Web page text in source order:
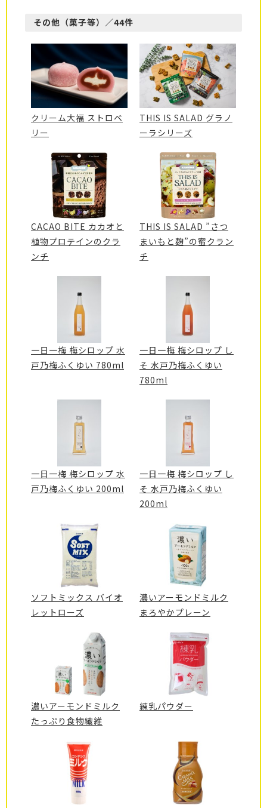
その他（菓子等）／44件
クリーム大福 ストロベ
リー
THIS IS SALAD グラノ
ーラシリーズ
CACAO BITE カカオと
植物プロテインのクラ
ンチ
THIS IS SALAD ”さつ
まいもと麹”の蜜クラン
チ
一日一梅 梅シロップ 水
戸乃梅ふくゆい 780ml
一日一梅 梅シロップ し
そ 水戸乃梅ふくゆい
780ml
一日一梅 梅シロップ 水
戸乃梅ふくゆい 200ml
一日一梅 梅シロップ し
そ 水戸乃梅ふくゆい
200ml
ソフトミックス バイオ
レットローズ
濃いアーモンドミルク
まろやかプレーン
濃いアーモンドミルク
たっぷり食物繊維
練乳パウダー